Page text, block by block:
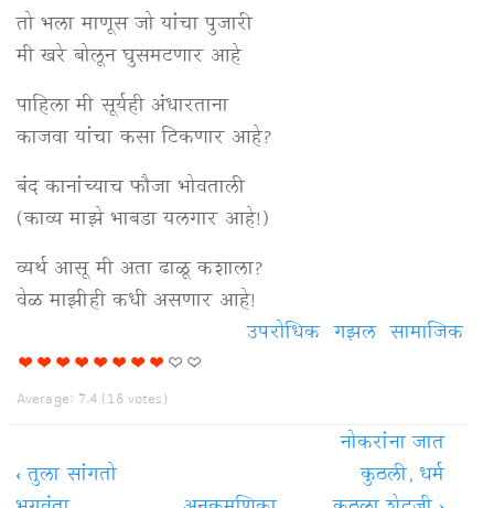
तो भला माणूस जो यांचा पुजारी
मी खरे बोलून घुसमटणार आहे
पाहिला मी सूर्यही अंधारताना
काजवा यांचा कसा टिकणार आहे?
बंद कानांच्याच फौजा भोवताली
(काव्य माझे भाबडा यलगार आहे!)
व्यर्थ आसू मी अता ढाळू कशाला?
वेळ माझीही कधी असणार आहे!
सामाजिक
गझल
उपरोधिक
Average: 7.4 (18votes)
‹तुला सांगतो
नोकरांना जात
कुठली, धर्म